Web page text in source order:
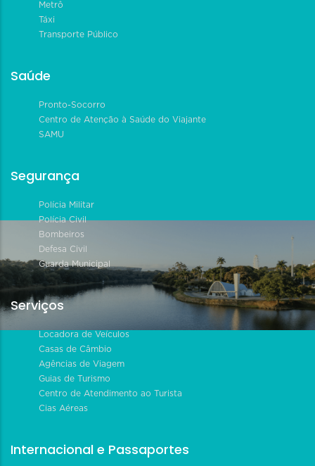
Metrô
Táxi
Transporte Público
Saúde
Pronto-Socorro
Centro de Atenção à Saúde do Viajante
SAMU
Segurança
Polícia Militar
Polícia Civil
Bombeiros
Defesa Civil
Guarda Municipal
Serviços
Locadora de Veículos
Casas de Câmbio
Agências de Viagem
Guias de Turismo
Centro de Atendimento ao Turista
Cias Aéreas
Internacional e Passaportes